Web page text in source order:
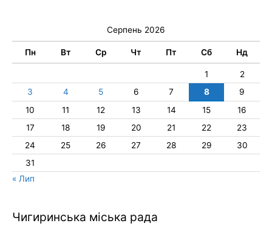
Серпень 2026
Пн Вт Ср Чт Пт Сб Нд
1
2
3
4 5 6 7 8
9
10
11 12 13 14 15
16
17
18 19 20 21 22
23
24
25 26 27 28 29
30
31
« Лип
Чигиринська міська рада